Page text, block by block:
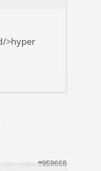
>hyper
siden
#959668